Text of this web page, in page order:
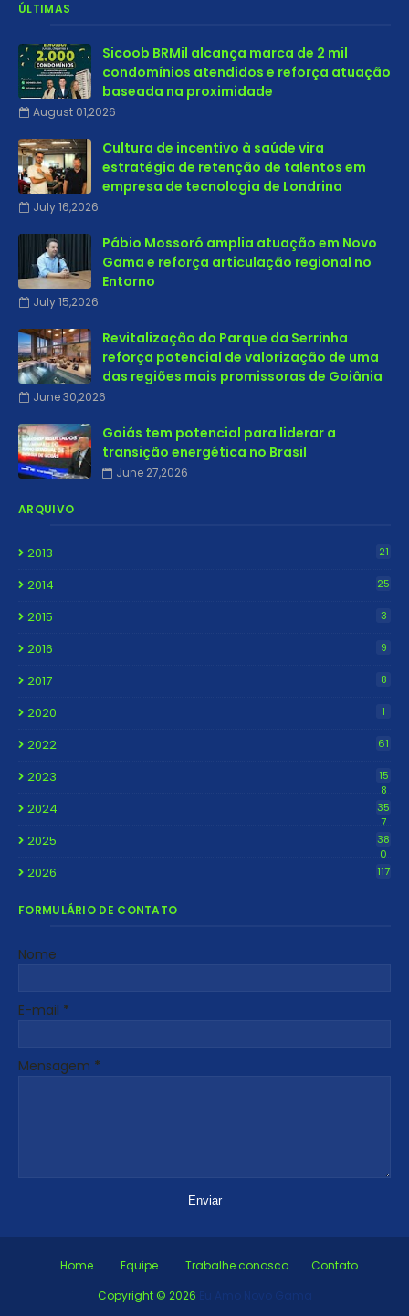
ÚLTIMAS
Sicoob BRMil alcança marca de 2 mil
condomínios atendidos e reforça atuação
baseada na proximidade
August 01,2026
Cultura de incentivo à saúde vira
estratégia de retenção de talentos em
empresa de tecnologia de Londrina
July 16,2026
Pábio Mossoró amplia atuação em Novo
Gama e reforça articulação regional no
Entorno
July 15,2026
Revitalização do Parque da Serrinha
reforça potencial de valorização de uma
das regiões mais promissoras de Goiânia
June 30,2026
Goiás tem potencial para liderar a
transição energética no Brasil
June 27,2026
ARQUIVO
2013 21
2014 25
2015 3
2016 9
2017 8
2020 1
2022 61
2023
15
8
2024
35
7
2025
38
0
2026 117
FORMULÁRIO DE CONTATO
Nome
E-mail *
Mensagem *
Home Equipe Trabalhe conosco
Contato
Copyright © 2026 Eu Amo Novo Gama